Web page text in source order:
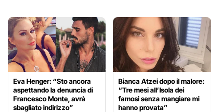
Eva Henger: “Sto ancora
aspettando la denuncia di
Francesco Monte, avrà
sbagliato indirizzo”
Bianca Atzei dopo il malore:
“Tre mesi all’Isola dei
famosi senza mangiare mi
hanno provata”